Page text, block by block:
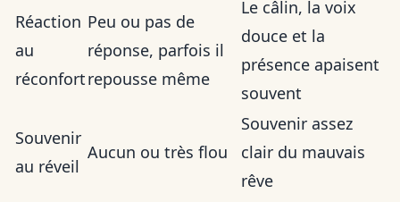
Réaction
au
réconfort
Peu ou pas de
réponse, parfois il
repousse même
Le câlin, la voix
douce et la
présence apaisent
souvent
Souvenir
au réveil
Aucun ou très flou
Souvenir assez
clair du mauvais
rêve